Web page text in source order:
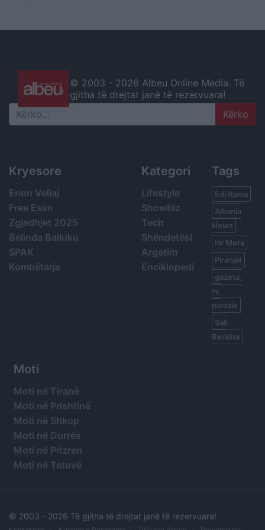
© 2003 - 2026 Albeu Online Media. Të
gjitha të drejtat janë të rezervuara!
Search
Kryesore
Erion Veliaj
Free Esim
Zgjedhjet 2025
Belinda Balluku
SPAK
Kombëtarja
Kategori
Lifestyle
Showbiz
Tech
Shëndetësi
Argetim
Enciklopedi
Tags
Edi Rama
Albania
News
Ilir Meta
Piranjat
gazeta,
tv,
portale
Sali
Berisha
Moti
Moti në Tiranë
Moti në Prishtinë
Moti në Shkup
Moti në Durrës
Moti në Prizren
Moti në Tetovë
© 2003 - 2026 Të gjitha të drejtat janë të rezervuara!